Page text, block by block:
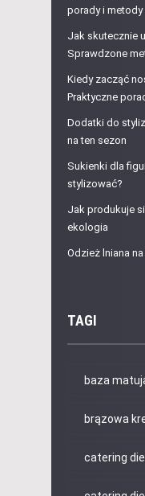
porady i metody
Jak skutecznie
Sprawdzone
Kiedy zacząć
Praktyczne
Dodatki do
na ten sezon
Sukienki dla
stylizować?
Jak produkuje
ekologia
Odzież lniana
TAGI
baza
brązowa
catering